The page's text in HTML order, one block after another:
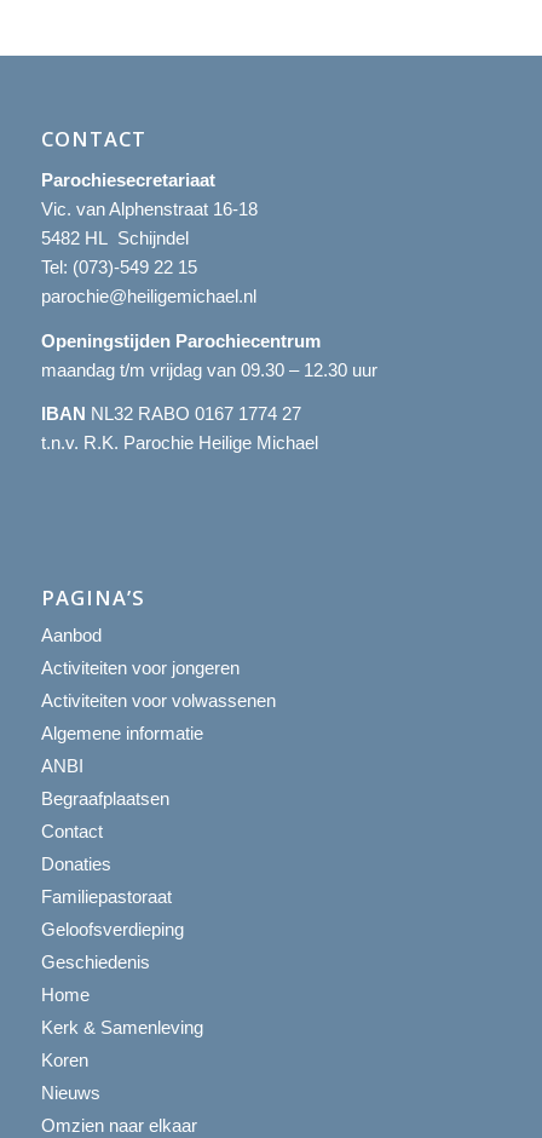
CONTACT
Parochiesecretariaat
Vic. van Alphenstraat 16-18
5482 HL Schijndel
Tel: (073)-549 22 15
parochie@heiligemichael.nl
Openingstijden Parochiecentrum
maandag t/m vrijdag van 09.30 – 12.30 uur
IBAN NL32 RABO 0167 1774 27
t.n.v. R.K. Parochie Heilige Michael
PAGINA’S
Aanbod
Activiteiten voor jongeren
Activiteiten voor volwassenen
Algemene informatie
ANBI
Begraafplaatsen
Contact
Donaties
Familiepastoraat
Geloofsverdieping
Geschiedenis
Home
Kerk & Samenleving
Koren
Nieuws
Omzien naar elkaar